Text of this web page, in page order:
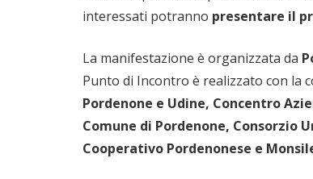
interessati potranno presentare il
La manifestazione è organizzata da
Punto di Incontro è realizzato con la
Pordenone e Udine, Concentro
Comune di Pordenone, Consorzio
Cooperativo Pordenonese e